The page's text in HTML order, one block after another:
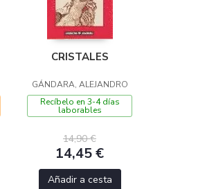
CRISTALES
GÁNDARA, ALEJANDRO
Recíbelo en 3-4 días
laborables
14,90 €
14,45 €
Añadir a cesta